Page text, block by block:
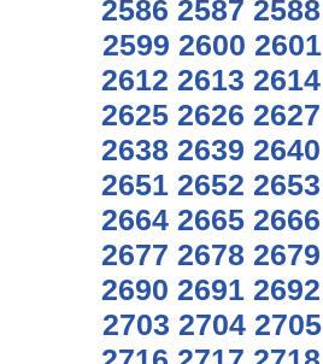
2586 2587 2588
2599 2600 2601
2612 2613 2614
2625 2626 2627
2638 2639 2640
2651 2652 2653
2664 2665 2666
2677 2678 2679
2690 2691 2692
2703 2704 2705